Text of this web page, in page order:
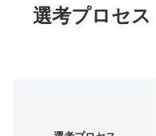
選考プロセス